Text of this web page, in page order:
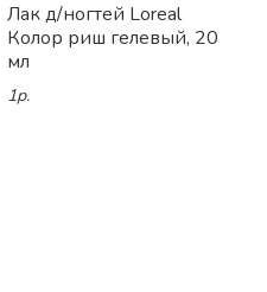
Лак д/ногтей Loreal
Колор риш гелевый, 20
мл
1р.